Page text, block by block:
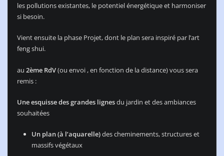
les pollutions existantes, le potentiel énergétique et harmoniser
si besoin.
Vient ensuite la phase Projet, dont le plan sera inspiré par l’art
feng shui.
au 2ème RdV(ou envoi , en fonction de la distance) vous sera
remis :
Une esquisse des grandes lignesdu jardin et des ambiances
souhaitées
Un plan (à l’aquarelle)des cheminements, structures et
massifs végétaux